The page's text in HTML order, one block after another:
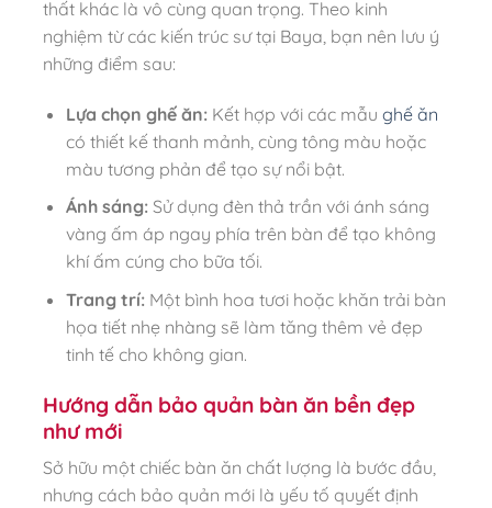
thất khác là vô cùng quan trọng. Theo kinh
nghiệm từ các kiến trúc sư tại Baya, bạn nên lưu ý
những điểm sau:
Lựa chọn ghế ăn:Kết hợp với các mẫu ghế ăn
có thiết kế thanh mảnh, cùng tông màu hoặc
màu tương phản để tạo sự nổi bật.
Ánh sáng:Sử dụng đèn thả trần với ánh sáng
vàng ấm áp ngay phía trên bàn để tạo không
khí ấm cúng cho bữa tối.
Trang trí:Một bình hoa tươi hoặc khăn trải bàn
họa tiết nhẹ nhàng sẽ làm tăng thêm vẻ đẹp
tinh tế cho không gian.
Hướng dẫn bảo quản bàn ăn bền đẹp
như mới
Sở hữu một chiếc bàn ăn chất lượng là bước đầu,
nhưng cách bảo quản mới là yếu tố quyết định